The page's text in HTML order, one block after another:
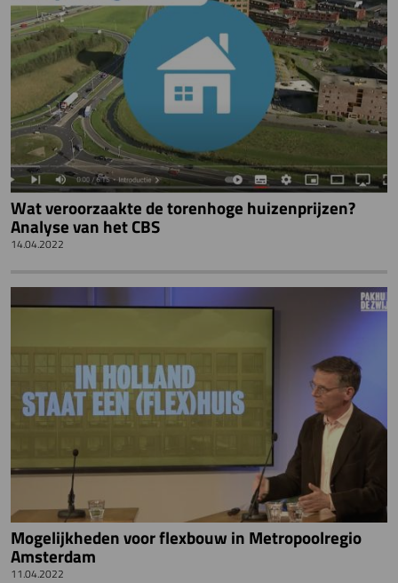
Wat veroorzaakte de torenhoge huizenprijzen?
Analyse van het CBS
14.04.2022
Mogelijkheden voor flexbouw in Metropoolregio
Amsterdam
11.04.2022